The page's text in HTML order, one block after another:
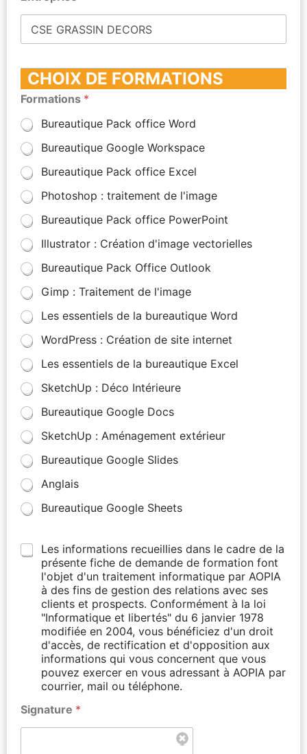
CHOIX DE FORMATIONS
Formations *
Bureautique Pack office Word
Bureautique Google Workspace
Bureautique Pack office Excel
Photoshop : traitement de l'image
Bureautique Pack office PowerPoint
Illustrator : Création d'image vectorielles
Bureautique Pack Office Outlook
Gimp : Traitement de l'image
Les essentiels de la bureautique Word
WordPress : Création de site internet
Les essentiels de la bureautique Excel
SketchUp : Déco Intérieure
Bureautique Google Docs
SketchUp : Aménagement extérieur
Bureautique Google Slides
Anglais
Bureautique Google Sheets
Les informations recueillies dans le cadre de la
présente fiche de demande de formation font
l'objet d'un traitement informatique par AOPIA
à des fins de gestion des relations avec ses
clients et prospects. Conformément à la loi
"Informatique et libertés" du 6 janvier 1978
modifiée en 2004, vous bénéficiez d'un droit
d'accès, de rectification et d'opposition aux
informations qui vous concernent que vous
pouvez exercer en vous adressant à AOPIA par
courrier, mail ou téléphone.
Signature *